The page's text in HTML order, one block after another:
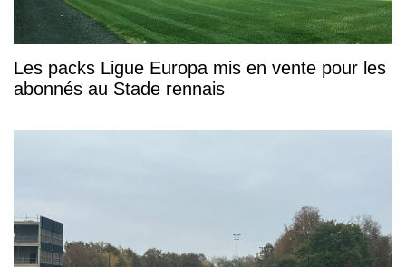
Les packs Ligue Europa mis en vente pour les
abonnés au Stade rennais